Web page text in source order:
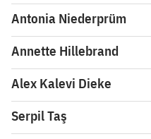
Antonia Niederprüm
Annette Hillebrand
Alex Kalevi Dieke
Serpil Taş